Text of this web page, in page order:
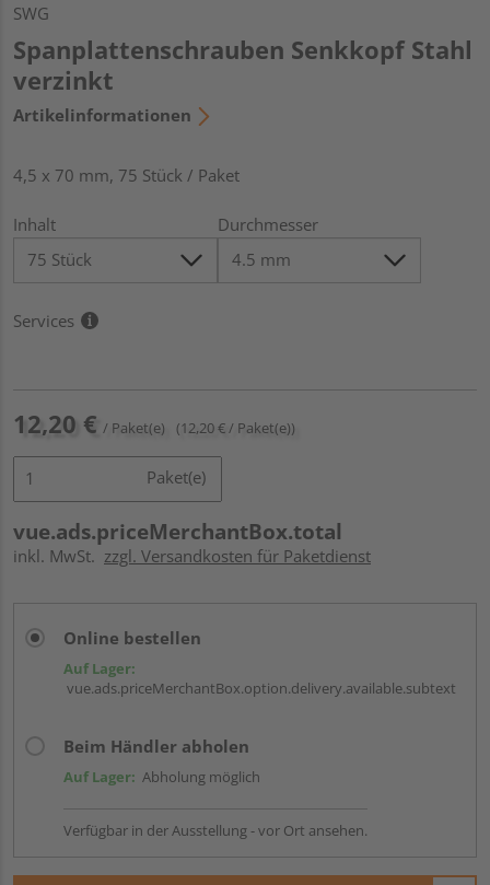
SWG
Spanplattenschrauben Senkkopf Stahl
verzinkt
Artikelinformationen
4,5 x 70 mm, 75 Stück / Paket
Inhalt Durchmesser
Services
12,20 € / Paket(e) (12,20 € / Paket(e))
Paket(e)
vue.ads.priceMerchantBox.total
inkl. MwSt. zzgl. Versandkosten für Paketdienst
Online bestellen
Auf Lager:
vue.ads.priceMerchantBox.option.delivery.available.subtext
Beim Händler abholen
Auf Lager: Abholung möglich
Verfügbar in der Ausstellung - vor Ort ansehen.